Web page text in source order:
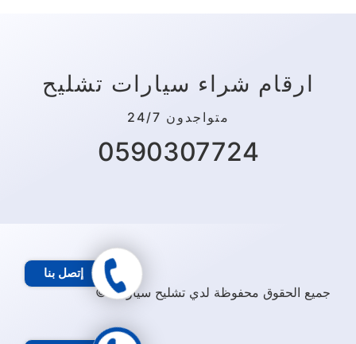
ارقام شراء سيارات تشليح
متواجدون 24/7
0590307724
جميع الحقوق محفوظة لدي تشليح سيارات ©
إتصل بنا